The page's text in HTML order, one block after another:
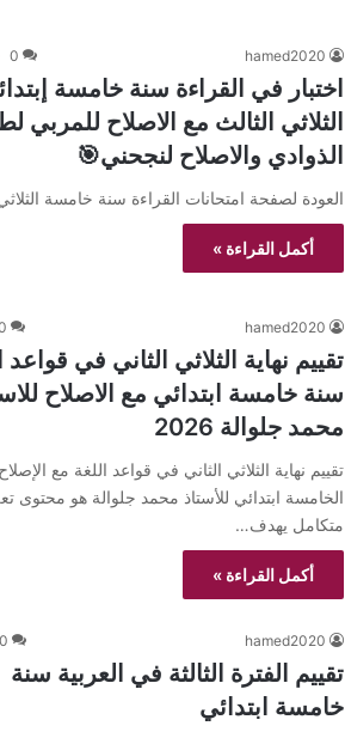
hamed2020
0
اختبار في القراءة سنة خامسة
الثلاثي الثالث مع الاصلاح للمربي
الذوادي والاصلاح لنجحني🎯
العودة لصفحة امتحانات القراءة سنة خامسة
أكمل القراءة »
hamed2020
تقييم نهاية الثلاثي الثاني في قواعد
سنة خامسة ابتدائي مع الاصلاح
محمد جلوالة 2026
تقييم نهاية الثلاثي الثاني في قواعد اللغة مع
الخامسة ابتدائي للأستاذ محمد جلوالة هو محتوى
متكامل يهدف…
أكمل القراءة »
hamed2020
0
تقييم الفترة الثالثة في العربية سنة
خامسة ابتدائي